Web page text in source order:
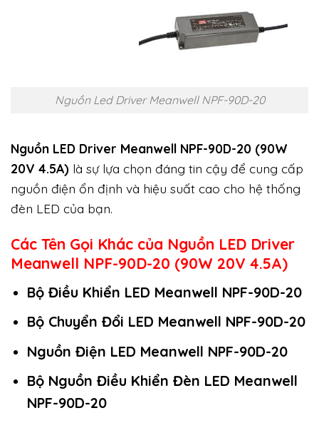
Nguồn Led Driver Meanwell NPF-90D-20
Nguồn LED Driver Meanwell NPF-90D-20 (90W
20V 4.5A) là sự lựa chọn đáng tin cậy để cung cấp
nguồn điện ổn định và hiệu suất cao cho hệ thống
đèn LED của bạn.
Các Tên Gọi Khác của Nguồn LED Driver
Meanwell NPF-90D-20 (90W 20V 4.5A)
Bộ Điều Khiển LED Meanwell NPF-90D-20
Bộ Chuyển Đổi LED Meanwell NPF-90D-20
Nguồn Điện LED Meanwell NPF-90D-20
Bộ Nguồn Điều Khiển Đèn LED Meanwell
NPF-90D-20